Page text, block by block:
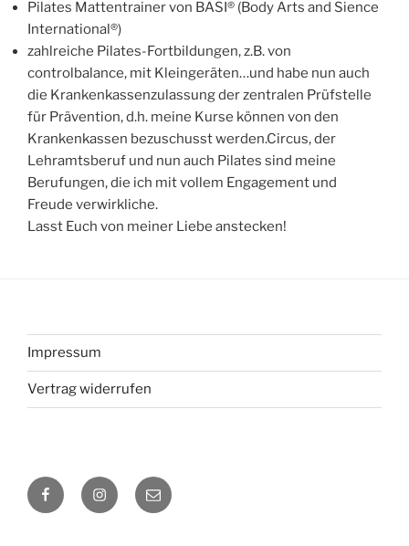
Pilates Mattentrainer von BASI® (Body Arts and Sience
International®)
zahlreiche Pilates-Fortbildungen, z.B. von
controlbalance, mit Kleingeräten…und habe nun auch
die Krankenkassenzulassung der zentralen Prüfstelle
für Prävention, d.h. meine Kurse können von den
Krankenkassen bezuschusst werden.Circus, der
Lehramtsberuf und nun auch Pilates sind meine
Berufungen, die ich mit vollem Engagement und
Freude verwirkliche.
Lasst Euch von meiner Liebe anstecken!
Impressum
Vertrag widerrufen
FacebookInstagramMail